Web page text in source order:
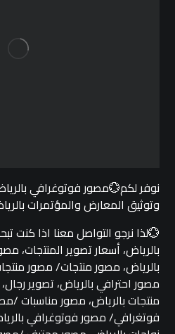
نوفر لكم💮مصور فوتوغرافي
وتوثيق المعارض والمؤتمرات
💮لذا نرجو التواصل معنا اذا كنت
بالرياض، أسعار تصوير المنتجات،
بالرياض، مصور منتجات/ مصور
مصور احترافي بالرياض، تصوير
منتجات بالرياض، مصور مناسبات /
فوتغرافي/ مصور فوتوغرافي